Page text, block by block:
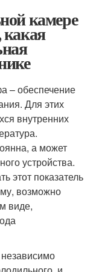
камере
– обеспечение
Для этих
внутренних
а может
устройства.
этот показатель
возможно
виде,